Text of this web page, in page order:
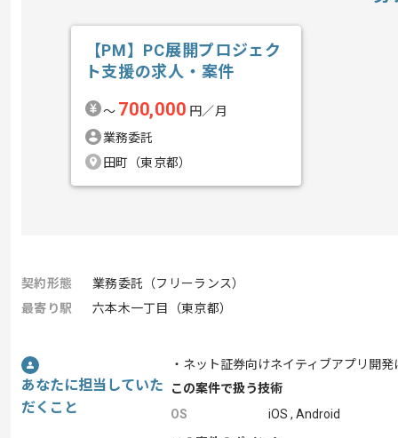
【PM】PC展開プロジェク
ト支援の求人・案件
〜 700,000 円／月
業務委託
田町（東京都）
契約形態
業務委託（フリーランス）
最寄り駅
六本木一丁目（東京都）
あなたに担当していた
だくこと
・ネット証券向けネイティブアプリ開
この案件で扱う技術
OS
iOS , Android